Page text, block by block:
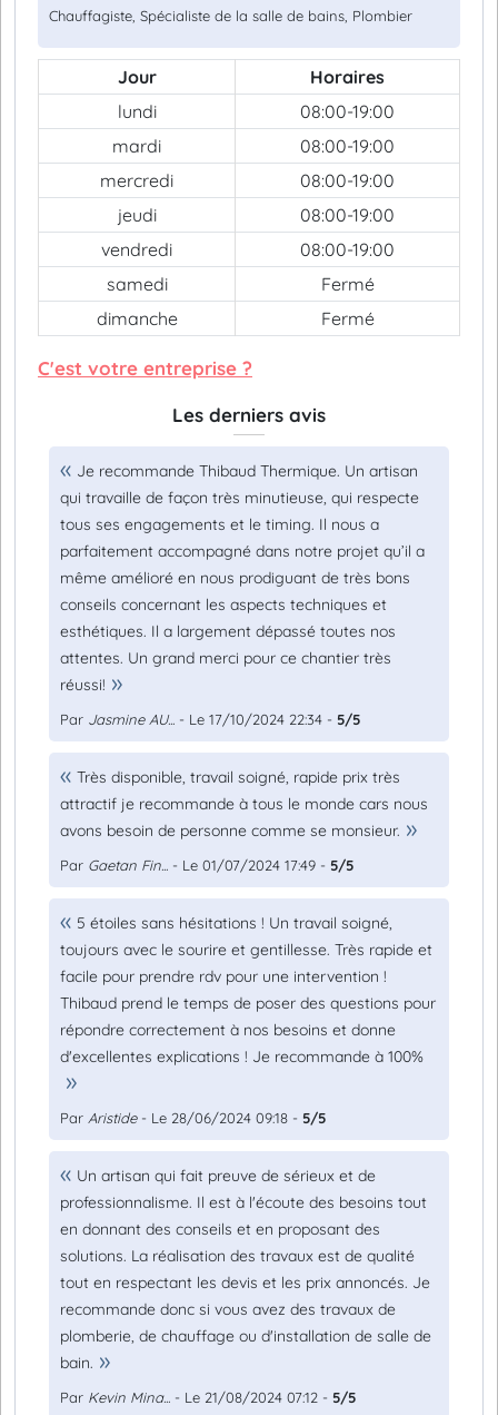
Chauffagiste, Spécialiste de la salle de bains, Plombier
Jour
Horaires
lundi
08:00-19:00
mardi
08:00-19:00
mercredi
08:00-19:00
jeudi
08:00-19:00
vendredi
08:00-19:00
samedi
Fermé
dimanche
Fermé
C'est votre entreprise ?
Les derniers avis
Je recommande Thibaud Thermique. Un artisan
qui travaille de façon très minutieuse, qui respecte
tous ses engagements et le timing. Il nous a
parfaitement accompagné dans notre projet qu’il a
même amélioré en nous prodiguant de très bons
conseils concernant les aspects techniques et
esthétiques. Il a largement dépassé toutes nos
attentes. Un grand merci pour ce chantier très
réussi!
Par Jasmine AU... - Le 17/10/2024 22:34 - 5/5
Très disponible, travail soigné, rapide prix très
attractif je recommande à tous le monde cars nous
avons besoin de personne comme se monsieur.
Par Gaetan Fin... - Le 01/07/2024 17:49 - 5/5
5 étoiles sans hésitations ! Un travail soigné,
toujours avec le sourire et gentillesse. Très rapide et
facile pour prendre rdv pour une intervention !
Thibaud prend le temps de poser des questions pour
répondre correctement à nos besoins et donne
d'excellentes explications ! Je recommande à 100%
Par Aristide- Le 28/06/2024 09:18 - 5/5
Un artisan qui fait preuve de sérieux et de
professionnalisme. Il est à l'écoute des besoins tout
en donnant des conseils et en proposant des
solutions. La réalisation des travaux est de qualité
tout en respectant les devis et les prix annoncés. Je
recommande donc si vous avez des travaux de
plomberie, de chauffage ou d'installation de salle de
bain.
Par Kevin Mina... - Le 21/08/2024 07:12 - 5/5